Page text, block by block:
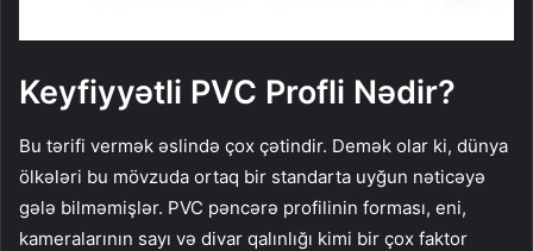
Keyfiyyətli PVC Profli Nədir?
Bu tərifi vermək əslində çox çətindir. Demək olar ki, dünya
ölkələri bu mövzuda ortaq bir standarta uyğun nəticəyə
gələ bilməmişlər. PVC pəncərə profilinin forması, eni,
kameralarının sayı və divar qalınlığı kimi bir çox faktor